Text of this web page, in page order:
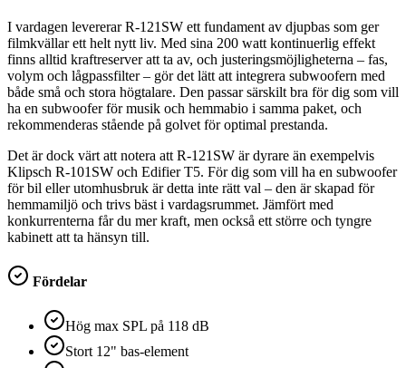
I vardagen levererar R-121SW ett fundament av djupbas som ger
filmkvällar ett helt nytt liv. Med sina 200 watt kontinuerlig effekt
finns alltid kraftreserver att ta av, och justeringsmöjligheterna – fas,
volym och lågpassfilter – gör det lätt att integrera subwoofern med
både små och stora högtalare. Den passar särskilt bra för dig som vill
ha en subwoofer för musik och hemmabio i samma paket, och
rekommenderas stående på golvet för optimal prestanda.
Det är dock värt att notera att R-121SW är dyrare än exempelvis
Klipsch R-101SW och Edifier T5. För dig som vill ha en subwoofer
för bil eller utomhusbruk är detta inte rätt val – den är skapad för
hemmamiljö och trivs bäst i vardagsrummet. Jämfört med
konkurrenterna får du mer kraft, men också ett större och tyngre
kabinett att ta hänsyn till.
Fördelar
Hög max SPL på 118 dB
Stort 12" bas-element